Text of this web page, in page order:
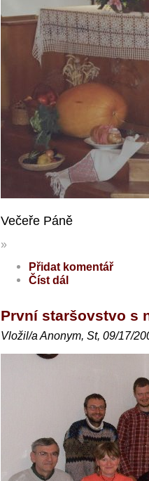
Večeře Páně
»
Přidat komentář
Číst dál
První staršovstvo s
Vložil/a Anonym, St, 09/17/